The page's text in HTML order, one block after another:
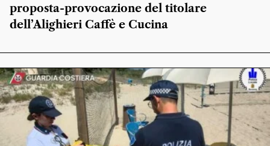
proposta-provocazione del titolare
dell’Alighieri Caffè e Cucina